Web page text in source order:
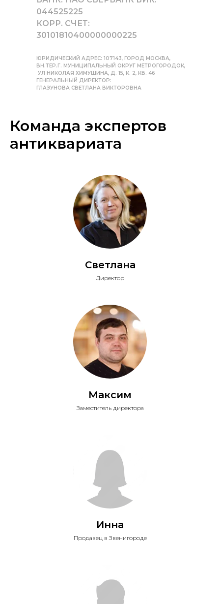
044525225
КОРР. СЧЕТ:
30101810400000000225
ЮРИДИЧЕСКИЙ АДРЕС: 107143, ГОРОД МОСКВА,
ВН.ТЕР.Г. МУНИЦИПАЛЬНЫЙ ОКРУГ МЕТРОГОРОДОК,
УЛ НИКОЛАЯ ХИМУШИНА, Д. 15, К. 2, КВ. 46
ГЕНЕРАЛЬНЫЙ ДИРЕКТОР:
ГЛАЗУНОВА СВЕТЛАНА ВИКТОРОВНА
Команда экспертов
антиквариата
Светлана
Директор
Максим
Заместитель директора
Инна
Продавец в Звенигороде